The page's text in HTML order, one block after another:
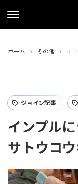
ホーム その他 イ
ジョイン記事
インプル
サトウコウ